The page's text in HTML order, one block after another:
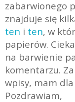
zabarwionego
znajduje się
ten i ten, w
papierów.
na barwienie
komentarzu.
wpisy, mam
Pozdrawiam,